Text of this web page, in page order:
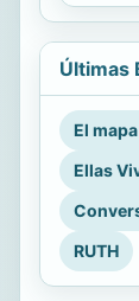
Últimas
El
Ellas
RUTH